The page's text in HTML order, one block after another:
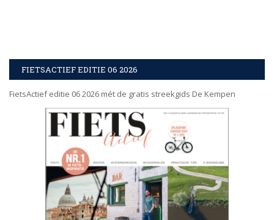
FIETSACTIEF EDITIE 06 2026
FietsActief editie 06 2026 mét de gratis streekgids De Kempen